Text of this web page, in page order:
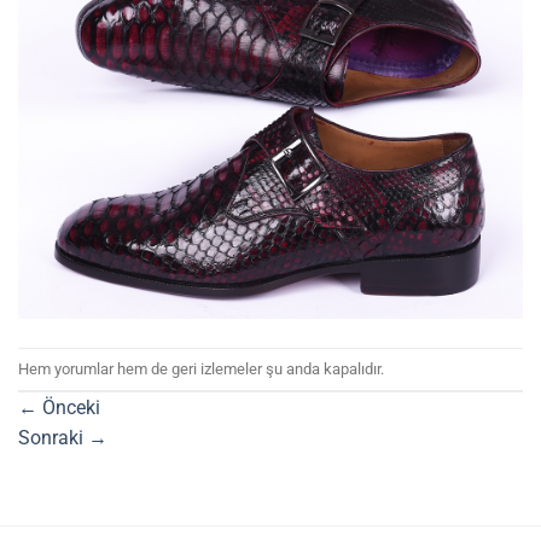
Hem yorumlar hem de geri izlemeler şu anda kapalıdır.
← Önceki
Sonraki →